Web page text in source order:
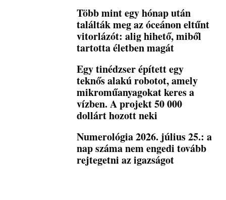
Több mint egy hónap után
találták meg az óceánon eltűnt
vitorlázót: alig hihető, miből
tartotta életben magát
Egy tinédzser épített egy
teknős alakú robotot, amely
mikroműanyagokat keres a
vízben. A projekt 50 000
dollárt hozott neki
Numerológia 2026. július 25.: a
nap száma nem engedi tovább
rejtegetni az igazságot